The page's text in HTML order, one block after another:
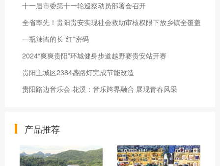
十一届市委第十一轮巡察动员部署会召开
全省率先！贵阳贵安实现社会救助审核权限下放乡镇全覆盖
一瓶辣酱的长“红”密码
2024“爽爽贵阳”环城健身步道越野赛贵安站开赛
贵阳主城区2384盏路灯完成节能改造
贵阳路边音乐会·花溪：音乐跨界融合 展现青春风采
产品推荐